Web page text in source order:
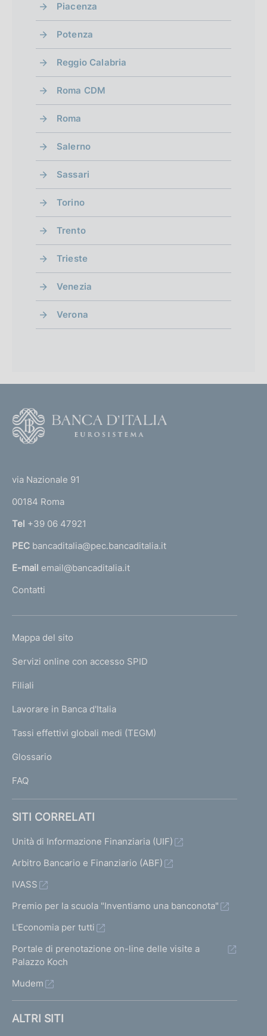
Piacenza
Potenza
Reggio Calabria
Roma CDM
Roma
Salerno
Sassari
Torino
Trento
Trieste
Venezia
Verona
r
n
a
l
m
e
a
g
via Nazionale 91
00184 Roma
Tel +39 06 47921
PEC bancaditalia@pec.bancaditalia.it
E-mail email@bancaditalia.it
Contatti
L
N
K
T
I
I
Mappa del sito
Servizi online con accesso SPID
Filiali
Lavorare in Banca d'Italia
Tassi effettivi globali medi (TEGM)
Glossario
FAQ
SITI CORRELATI
Unità di Informazione Finanziaria (UIF)
Arbitro Bancario e Finanziario (ABF)
IVASS
Premio per la scuola "Inventiamo una banconota"
L'Economia per tutti
Portale di prenotazione on-line delle visite a
Palazzo Koch
Mudem
ALTRI SITI